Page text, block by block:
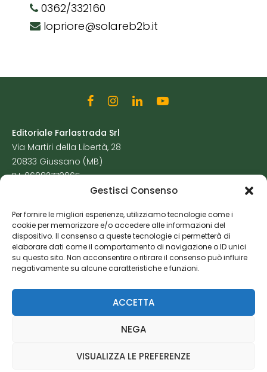
Gestisci Consenso
Per fornire le migliori esperienze, utilizziamo tecnologie come i
cookie per memorizzare e/o accedere alle informazioni del
dispositivo. Il consenso a queste tecnologie ci permetterà di
elaborare dati come il comportamento di navigazione o ID unici
su questo sito. Non acconsentire o ritirare il consenso può influire
negativamente su alcune caratteristiche e funzioni.
ACCETTA
NEGA
VISUALIZZA LE PREFERENZE
0362/332160
lopriore@solareb2b.it
Editoriale Farlastrada Srl
Via Martiri della Libertà, 28
20833 Giussano (MB)
P.I. 06982770965
Cookie Policy
Risorse Aggiuntive